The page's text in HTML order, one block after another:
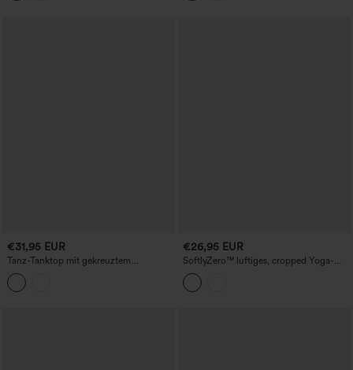
€31,95 EUR
Tanz-Tanktop mit gekreuztem
Racerback, integriertem BH und
Kontrast-Mesh
€26,95 EUR
SoftlyZero™ luftiges, cropped Yoga-
Tanktop mit V-Ausschnitt, integriertem
BH, Racerback, überkreuztem Saum und
InstantCool